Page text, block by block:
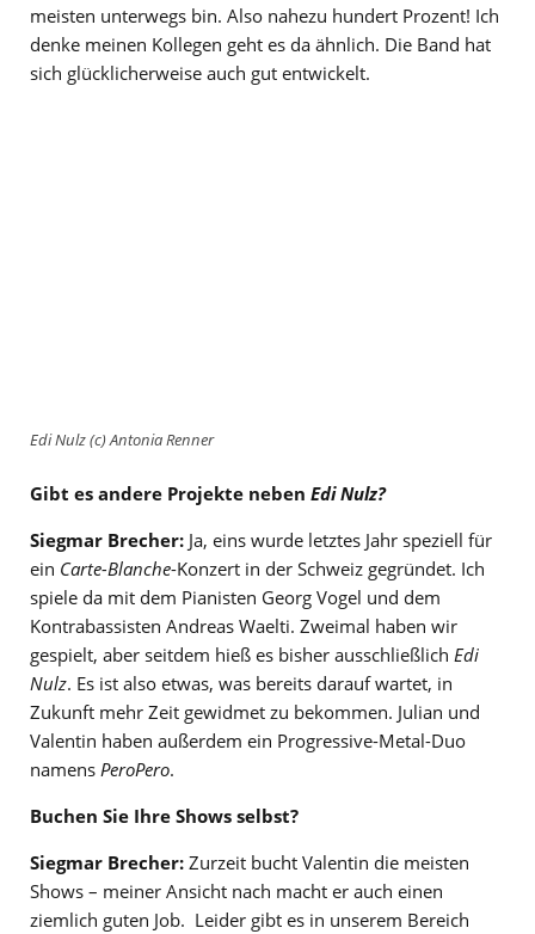
meisten unterwegs bin. Also nahezu hundert Prozent! Ich
denke meinen Kollegen geht es da ähnlich. Die Band hat
sich glücklicherweise auch gut entwickelt.
Edi Nulz (c) Antonia Renner
Gibt es andere Projekte neben Edi Nulz?
Siegmar Brecher: Ja, eins wurde letztes Jahr speziell für
ein Carte-Blanche-Konzert in der Schweiz gegründet. Ich
spiele da mit dem Pianisten Georg Vogel und dem
Kontrabassisten Andreas Waelti. Zweimal haben wir
gespielt, aber seitdem hieß es bisher ausschließlich Edi
Nulz. Es ist also etwas, was bereits darauf wartet, in
Zukunft mehr Zeit gewidmet zu bekommen. Julian und
Valentin haben außerdem ein Progressive-Metal-Duo
namens PeroPero.
Buchen Sie Ihre Shows selbst?
Siegmar Brecher: Zurzeit bucht Valentin die meisten
Shows – meiner Ansicht nach macht er auch einen
ziemlich guten Job. Leider gibt es in unserem Bereich